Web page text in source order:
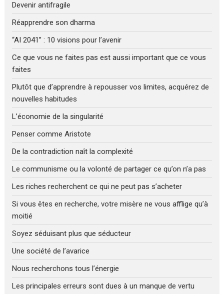
Devenir antifragile
Réapprendre son dharma
“AI 2041” : 10 visions pour l’avenir
Ce que vous ne faites pas est aussi important que ce vous
faites
Plutôt que d’apprendre à repousser vos limites, acquérez de
nouvelles habitudes
L’économie de la singularité
Penser comme Aristote
De la contradiction naît la complexité
Le communisme ou la volonté de partager ce qu’on n’a pas
Les riches recherchent ce qui ne peut pas s’acheter
Si vous êtes en recherche, votre misère ne vous afflige qu’à
moitié
Soyez séduisant plus que séducteur
Une société de l’avarice
Nous recherchons tous l’énergie
Les principales erreurs sont dues à un manque de vertu